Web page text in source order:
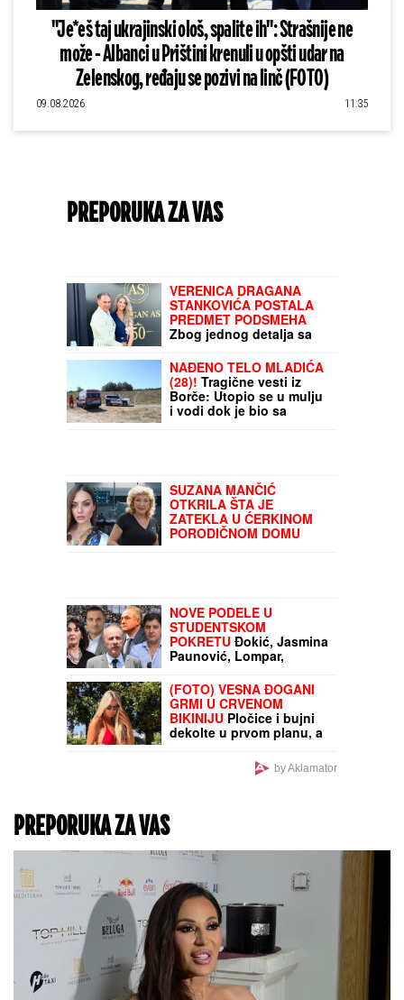
"Je*eš taj ukrajinski ološ, spalite ih": Strašnije ne
može - Albanci u Prištini krenuli u opšti udar na
Zelenskog, ređaju se pozivi na linč (FOTO)
09.08.2026 11:35
PREPORUKA ZA VAS
VERENICA DRAGANA
STANKOVIĆA POSTALA
PREDMET PODSMEHA
Zbog jednog detalja sa
i vodi dok je bio sa
prijateljima, policija našla
auto (FOTO, VIDEO)
SUZANA MANČIĆ
OTKRILA ŠTA JE
ZATEKLA U ĆERKINOM
PORODIČNOM DOMU
NAKON POROĐAJA!
svega stoji njen ZET -
zaledila se od šoka kada
je ugledala ovo!